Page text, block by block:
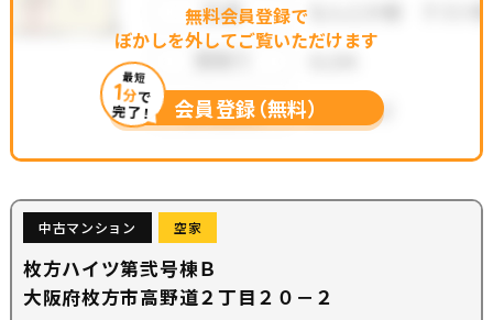
無料会員登録で
ぼかしを外してご覧いただけます
最短
1分で
完了！ 会員登録（無料）
中古マンション 空家
枚方ハイツ第弐号棟Ｂ
大阪府枚方市高野道２丁目２０－２